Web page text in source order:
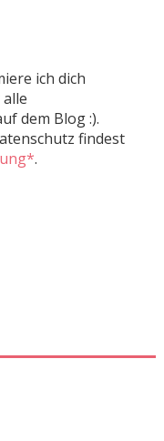
ich dich
dem Blog :).
findest
.